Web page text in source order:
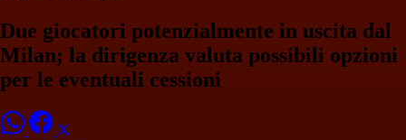
Due giocatori potenzialmente in uscita dal
Milan; la dirigenza valuta possibili opzioni
per le eventuali cessioni